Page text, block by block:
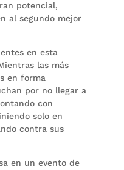
potencial,
al segundo mejor
en esta
las más
en forma
por no llegar a
con
solo en
contra sus
en un evento de